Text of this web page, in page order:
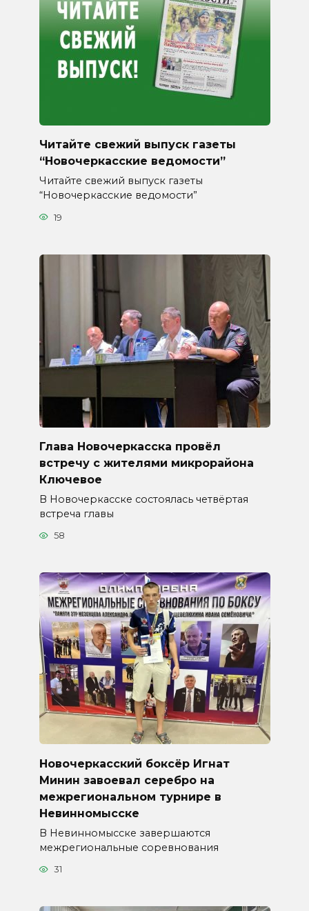
Читайте свежий выпуск газеты
“Новочеркасские ведомости”
Читайте свежий выпуск газеты
“Новочеркасские ведомости”
19
Глава Новочеркасска провёл
встречу с жителями микрорайона
Ключевое
В Новочеркасске состоялась четвёртая
встреча главы
58
Новочеркасский боксёр Игнат
Минин завоевал серебро на
межрегиональном турнире в
Невинномысске
В Невинномысске завершаются
межрегиональные соревнования
31